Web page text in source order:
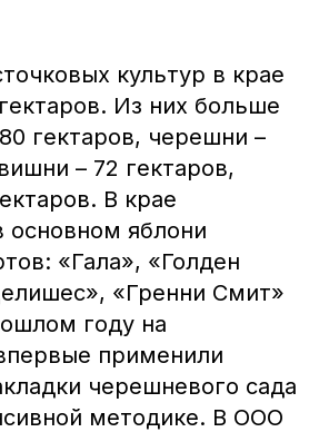
культур в крае
Из них больше
гектаров, черешни –
– 72 гектаров,
В крае
яблони
«Гала», «Голден
«Гренни Смит»
году на
применили
черешневого сада
методике. В ООО